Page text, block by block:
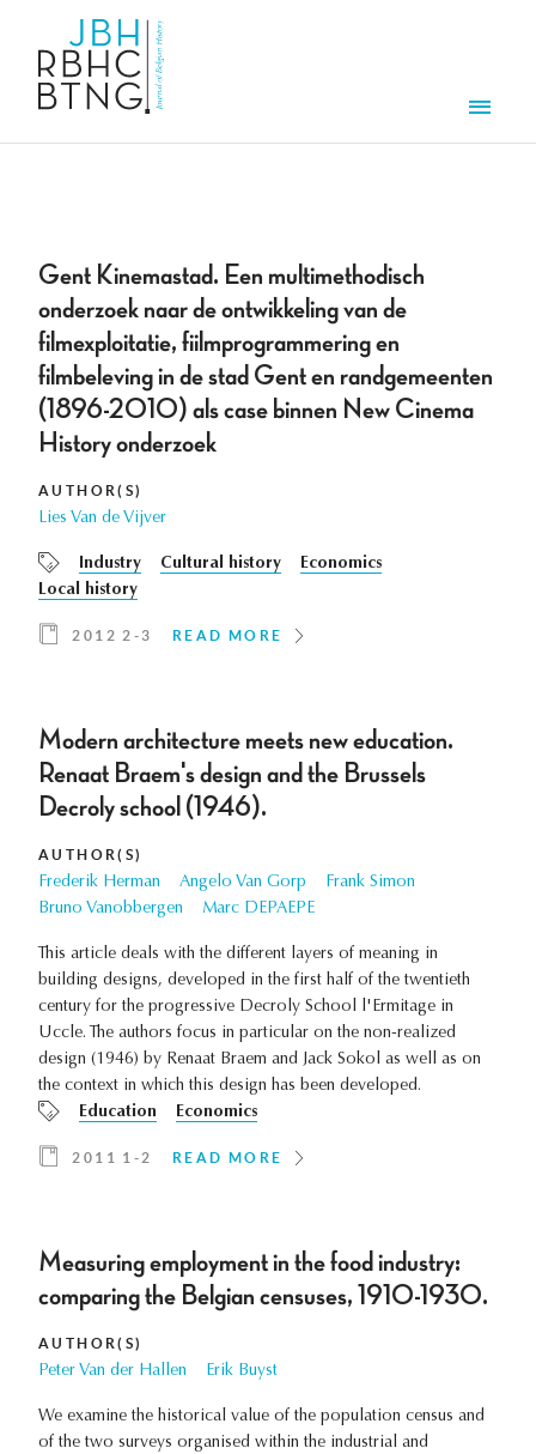
Gent Kinemastad. Een multimethodisch
onderzoek naar de ontwikkeling van de
filmexploitatie, fiilmprogrammering en
filmbeleving in de stad Gent en randgemeenten
(1896-2010) als case binnen New Cinema
History onderzoek
AUTHOR(S)
Lies Van de Vijver
Industry Cultural history
Economics
Local history
2012 2-3 READ MORE
Modern architecture meets new education.
Renaat Braem's design and the Brussels
Decroly school (1946).
AUTHOR(S)
Frederik Herman Angelo Van Gorp
Frank Simon
Bruno Vanobbergen
Marc DEPAEPE
This article deals with the different layers of meaning in
building designs, developed in the first half of the twentieth
century for the progressive Decroly School l'Ermitage in
Uccle. The authors focus in particular on the non-realized
design (1946) by Renaat Braem and Jack Sokol as well as on
the context in which this design has been developed.
Education
Economics
2011 1-2 READ MORE
Measuring employment in the food industry:
comparing the Belgian censuses, 1910-1930.
AUTHOR(S)
Peter Van der Hallen Erik Buyst
We examine the historical value of the population census and
of the two surveys organised within the industrial and